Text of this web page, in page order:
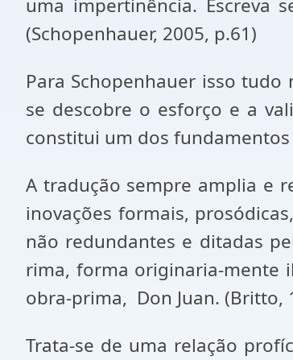
uma impertinência. Escreva
(Schopenhauer, 2005, p.61)
Para Schopenhauer isso
se descobre o esforço e a
constitui um dos
A tradução sempre amplia e
inovações formais,
não redundantes e ditadas
rima, forma originaria-mente
obra-prima, Don Juan. (Britto,
Trata-se de uma relação